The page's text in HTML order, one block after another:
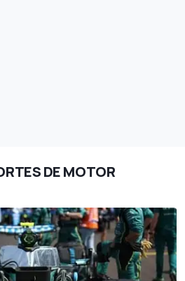
DE MOTOR